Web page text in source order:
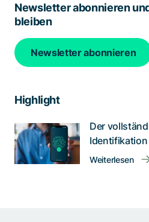
Newsletter abonnieren
bleiben
Newsletter abonnieren
Highlight
Der
Identifikation
Weiterlesen